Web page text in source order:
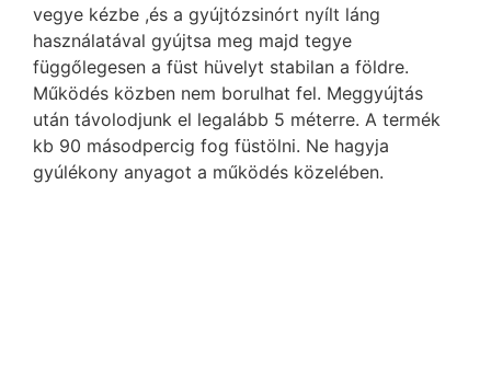
vegye kézbe ,és a gyújtózsinórt nyílt láng
használatával gyújtsa meg majd tegye
függőlegesen a füst hüvelyt stabilan a földre.
Működés közben nem borulhat fel. Meggyújtás
után távolodjunk el legalább 5 méterre. A termék
kb 90 másodpercig fog füstölni. Ne hagyja
gyúlékony anyagot a működés közelében.